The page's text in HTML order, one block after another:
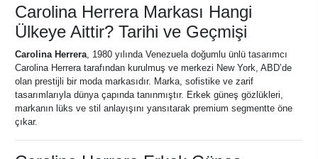
Carolina Herrera Markası Hangi
Ülkeye Aittir? Tarihi ve Geçmişi
Carolina Herrera, 1980 yılında Venezuela doğumlu ünlü tasarımcı
Carolina Herrera tarafından kurulmuş ve merkezi New York, ABD’de
olan prestijli bir moda markasıdır. Marka, sofistike ve zarif
tasarımlarıyla dünya çapında tanınmıştır. Erkek güneş gözlükleri,
markanın lüks ve stil anlayışını yansıtarak premium segmentte öne
çıkar.